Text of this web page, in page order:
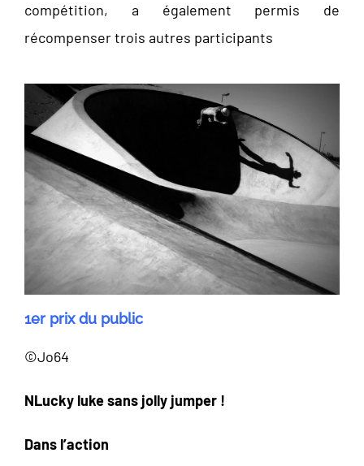
compétition, a également permis de
récompenser trois autres participants
1er prix du public
©Jo64
NLucky luke sans jolly jumper !
Dans l’action